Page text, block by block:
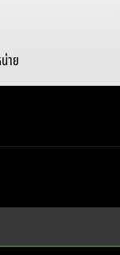
าย